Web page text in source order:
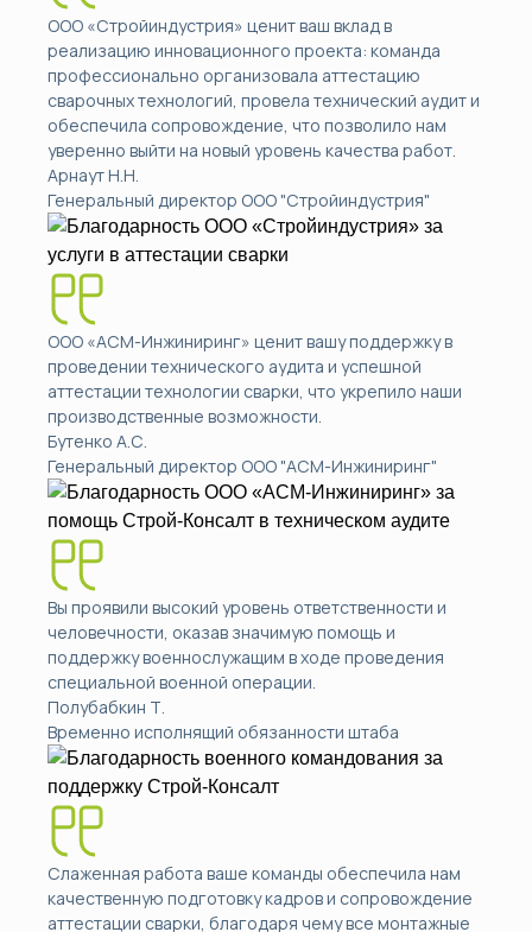
ООО «Стройиндустрия» ценит ваш вклад в
реализацию инновационного проекта: команда
профессионально организовала аттестацию
сварочных технологий, провела технический аудит и
обеспечила сопровождение, что позволило нам
уверенно выйти на новый уровень качества работ.
Арнаут Н.Н.
Генеральный директор ООО "Стройиндустрия"
ООО «АСМ-Инжиниринг» ценит вашу поддержку в
проведении технического аудита и успешной
аттестации технологии сварки, что укрепило наши
производственные возможности.
Бутенко А.С.
Генеральный директор ООО "АСМ-Инжиниринг"
Вы проявили высокий уровень ответственности и
человечности, оказав значимую помощь и
поддержку военнослужащим в ходе проведения
специальной военной операции.
Полубабкин Т.
Временно исполнящий обязанности штаба
Слаженная работа ваше команды обеспечила нам
качественную подготовку кадров и сопровождение
аттестации сварки, благодаря чему все монтажные